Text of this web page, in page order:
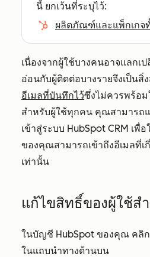
นี้ ยกเว้นที่ระบุไว้:
ผลิตภัณฑ์และแพ็กเกจ
เนื่องจากผู้ใช้บางคนอาจแลกเ
อ่อนกับผู้ติดต่อบางรายจึงเป็น
อีเมลที่บันทึกไว้ซึ่งไม่ควรพร้อม
สำหรับผู้ใช้ทุกคน คุณสามารถ
เข้าสู่ระบบ HubSpot CRM เพื่
ของคุณสามารถเข้าถึงอีเมลที่เ
เท่านั้น
แก้ไขสิทธิ์ของผู้ใช้ส
ในบัญชี HubSpot ของคุณ คลิก
ในแถบนำทางด้านบน